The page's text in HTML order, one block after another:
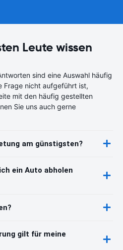
Leute wissen
sind eine Auswahl häufig
Frage nicht aufgeführt ist,
mit den häufig gestellten
Sie uns auch gerne
am günstigsten?
ein Auto abholen
gilt für meine